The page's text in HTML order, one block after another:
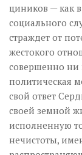
циников — как
социального
страждет от
жестокого
совершенно ни
политическая
свой ответ
своей земной
исполненную
нечистоты,